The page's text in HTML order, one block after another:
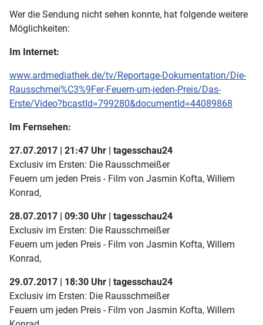
Wer die Sendung nicht sehen konnte, hat folgende weitere
Möglichkeiten:
Im Internet:
www.ardmediathek.de/tv/Reportage-Dokumentation/Die-
Rausschmei%C3%9Fer-Feuern-um-jeden-Preis/Das-
Erste/Video?bcastId=799280&documentId=44089868
Im Fernsehen:
27.07.2017 | 21:47 Uhr | tagesschau24
Exclusiv im Ersten: Die Rausschmeißer
Feuern um jeden Preis - Film von Jasmin Kofta, Willem
Konrad,
28.07.2017 | 09:30 Uhr | tagesschau24
Exclusiv im Ersten: Die Rausschmeißer
Feuern um jeden Preis - Film von Jasmin Kofta, Willem
Konrad,
29.07.2017 | 18:30 Uhr | tagesschau24
Exclusiv im Ersten: Die Rausschmeißer
Feuern um jeden Preis - Film von Jasmin Kofta, Willem